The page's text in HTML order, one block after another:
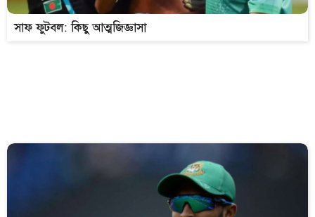
সাফ ফুটবল: কিছু আত্মজিজ্ঞাসা